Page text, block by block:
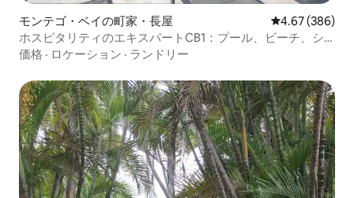
モンテゴ・ベイの町家・長屋 レビュー386
4.67 (386)
ホスピタリティのエキスパートCB1：プール、ビーチ、シ
ェフ
価格 · ロケーション · ランドリー